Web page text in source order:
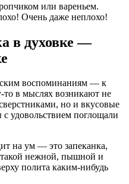
или вареньем.
Очень даже неплохо!
в духовке —
воспоминаниям — к
то в мыслях возникают не
но и вкусовые
удовольствием поглощали
на ум — это запеканка,
такой нежной, пышной и
полита каким-нибудь